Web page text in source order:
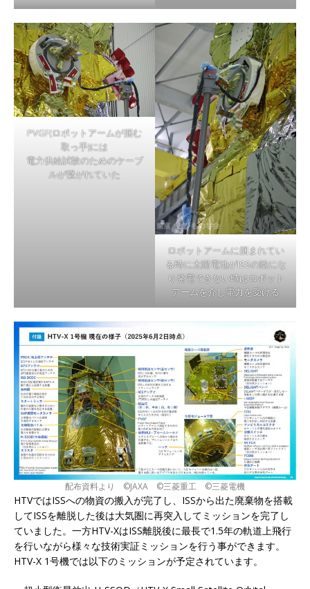
PVGF(ロボットアームが掴む
取っ手)には
電力供給試験のためのケーブ
ルが繋がれていた
ロボットアームに掴まれてい
る時に太陽電池がISSの陰にな
り発電できない時はロボット
アームを介し電力を受ける
配布資料より ©JAXA ©三菱重工 ©三菱電機
HTVではISSへの物資の搬入が完了し、ISSから出た廃棄物を搭載
してISSを離脱した後は大気圏に再突入してミッションを完了し
ていました。一方HTV-XはISS離脱後に最長で1.5年の軌道上飛行
を行いながら様々な技術実証ミッションを行う事ができます。
HTV-X 1号機では以下のミッションが予定されています。